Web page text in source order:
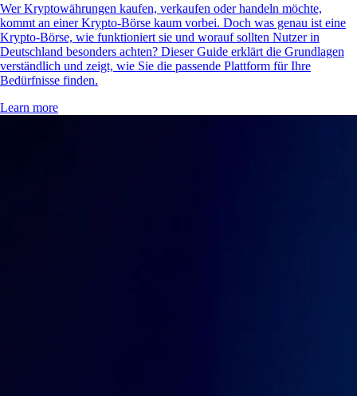
Wer Kryptowährungen kaufen, verkaufen oder handeln möchte,
kommt an einer Krypto-Börse kaum vorbei. Doch was genau ist eine
Krypto-Börse, wie funktioniert sie und worauf sollten Nutzer in
Deutschland besonders achten? Dieser Guide erklärt die Grundlagen
verständlich und zeigt, wie Sie die passende Plattform für Ihre
Bedürfnisse finden.
Learn more